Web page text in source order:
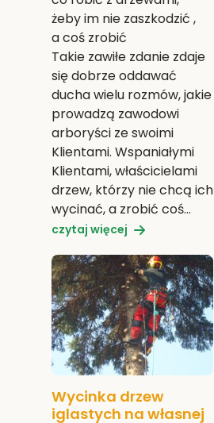
żeby im nie zaszkodzić ,
a coś zrobić
Takie zawiłe zdanie zdaje
się dobrze oddawać
ducha wielu rozmów, jakie
prowadzą zawodowi
arboryści ze swoimi
Klientami. Wspaniałymi
Klientami, właścicielami
drzew, którzy nie chcą ich
wycinać, a zrobić coś…
czytaj więcej
Wycinka drzew
iglastych na własnej